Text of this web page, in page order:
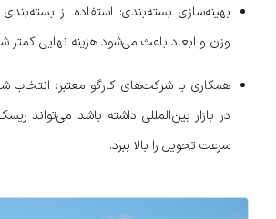
بهینه‌سازی بسته‌بندی: استفاده از
وزن و ابعاد باعث می‌شود هزینه نهایی کمتر
همکاری با شرکت‌های کارگو معتبر: انتخاب
در بازار بین‌المللی داشته باشد می‌تواند
سرعت تحویل را بالا ببرد.